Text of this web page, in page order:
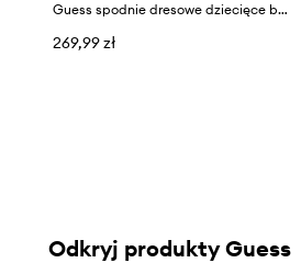
Guess spodnie dresowe dziecięce bawełniane
269,99 zł
Odkryj produkty Guess